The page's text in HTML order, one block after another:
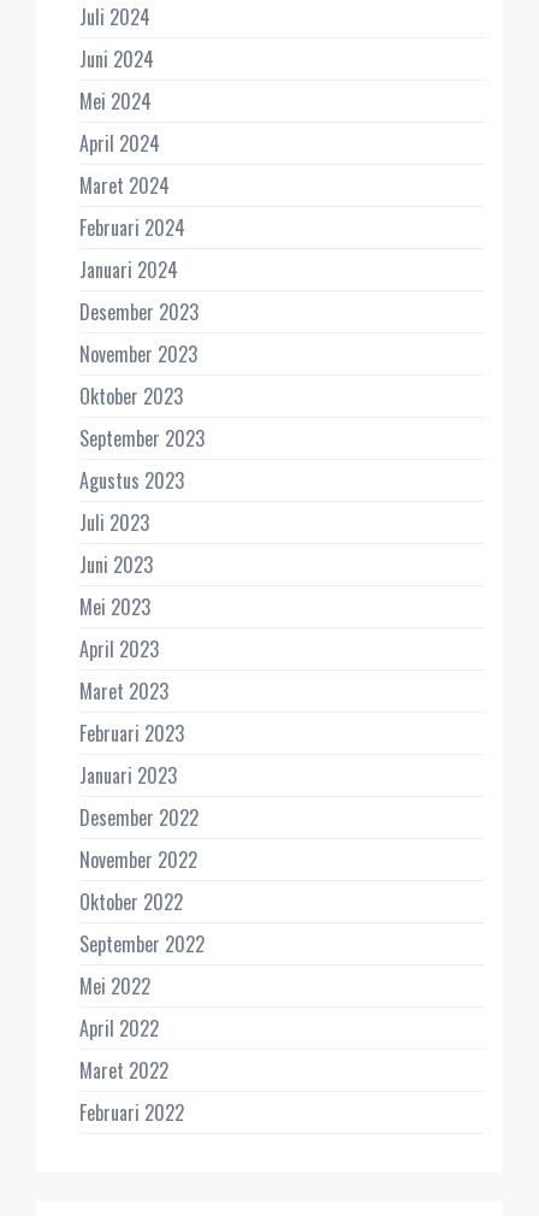
Juli 2024
Juni 2024
Mei 2024
April 2024
Maret 2024
Februari 2024
Januari 2024
Desember 2023
November 2023
Oktober 2023
September 2023
Agustus 2023
Juli 2023
Juni 2023
Mei 2023
April 2023
Maret 2023
Februari 2023
Januari 2023
Desember 2022
November 2022
Oktober 2022
September 2022
Mei 2022
April 2022
Maret 2022
Februari 2022